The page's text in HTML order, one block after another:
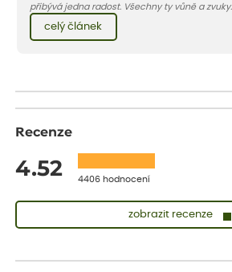
přibývá jedna radost. Všechny ty vůně a zvuky
červencové zahrady. Sklizeň rybízu do kuchyně
vnese neuvěřitelný klid a radost. A taky trochu
bezstarostnosti dětství při mlsání babiččina
celý článek
Recenze
4.52 4406 hodnocení
zobrazit recenze